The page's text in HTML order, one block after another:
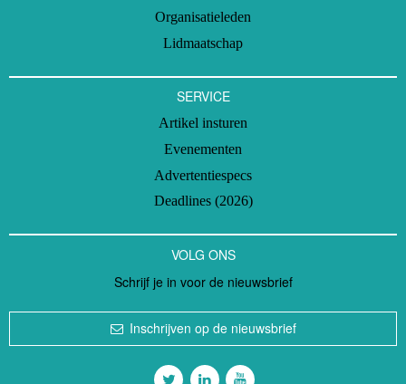
Organisatieleden
Lidmaatschap
SERVICE
Artikel insturen
Evenementen
Advertentiespecs
Deadlines (2026)
VOLG ONS
Schrijf je in voor de nieuwsbrief
Inschrijven op de nieuwsbrief